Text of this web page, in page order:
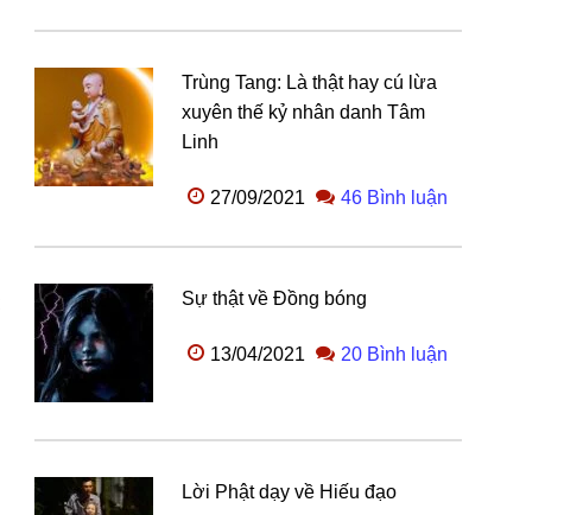
Trùng Tang: Là thật hay cú lừa
xuyên thế kỷ nhân danh Tâm
Linh
27/09/2021 46 Bình luận
Sự thật về Đồng bóng
13/04/2021 20 Bình luận
Lời Phật dạy về Hiếu đạo